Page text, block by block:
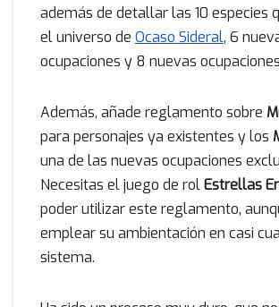
además de detallar las 10 especies
el universo de Ocaso Sideral, 6
ocupaciones y 8 nuevas
Además, añade reglamento sobre
para personajes ya existentes y los
una de las nuevas ocupaciones
Necesitas el juego de rolEstrellas
poder utilizar este reglamento,
emplear su ambientación en casi
sistema.